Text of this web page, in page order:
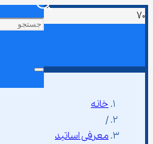
خانه
/
معرفی اساتید